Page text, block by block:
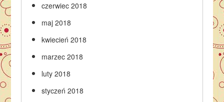
czerwiec 2018
maj 2018
kwiecień 2018
marzec 2018
luty 2018
styczeń 2018